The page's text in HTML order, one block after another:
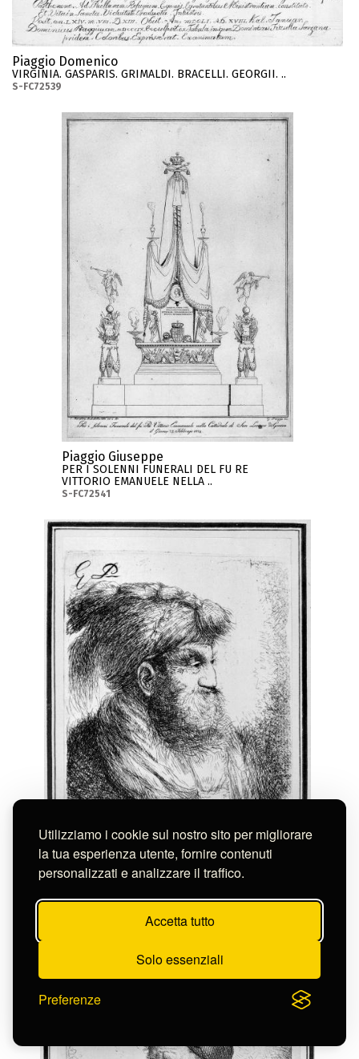
Utilizziamo i cookie sul nostro sito per migliorare
la tua esperienza utente, fornire contenuti
personalizzati e analizzare il traffico.
Accetta tutto
Solo essenziali
Preferenze
Piaggio Domenico
VIRGINIA. GASPARIS. GRIMALDI. BRACELLI. GEORGII. ..
S-FC72539
Piaggio Giuseppe
PER I SOLENNI FUNERALI DEL FU RE
VITTORIO EMANUELE NELLA ..
S-FC72541
Piaggio Giuseppe
UOMO CON BARBA E BAFFI E CHE INDOSSA UN'
S-FC72544